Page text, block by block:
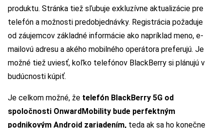
produktu. Stránka tiež sľubuje exkluzívne aktualizácie pre
telefón a možnosti predobjednávky. Registrácia požaduje
od záujemcov základné informácie ako napríklad meno, e-
mailovú adresu a akého mobilného operátora preferujú. Je
možné tiež uviesť, koľko telefónov BlackBerry si plánujú v
budúcnosti kúpiť.
Je celkom možné, že telefón BlackBerry 5G od
spoločnosti OnwardMobility bude perfektným
podnikovým Android zariadením, teda ak sa ho konečne